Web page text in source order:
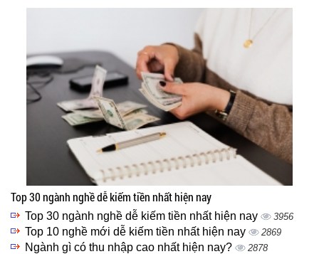
Top 30 ngành nghề dễ kiếm tiền nhất hiện nay
Top 30 ngành nghề dễ kiếm tiền nhất hiện nay 3956
Top 10 nghề mới dễ kiếm tiền nhất hiện nay 2869
Ngành gì có thu nhập cao nhất hiện nay? 2878